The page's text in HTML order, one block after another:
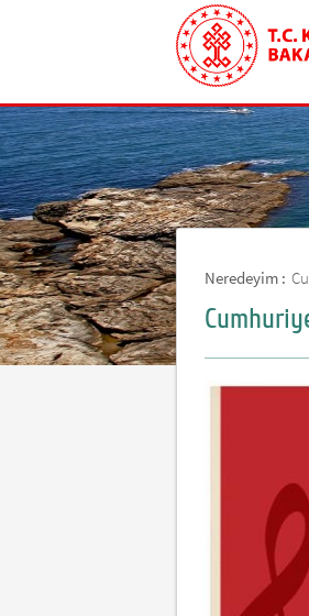
Neredeyim :